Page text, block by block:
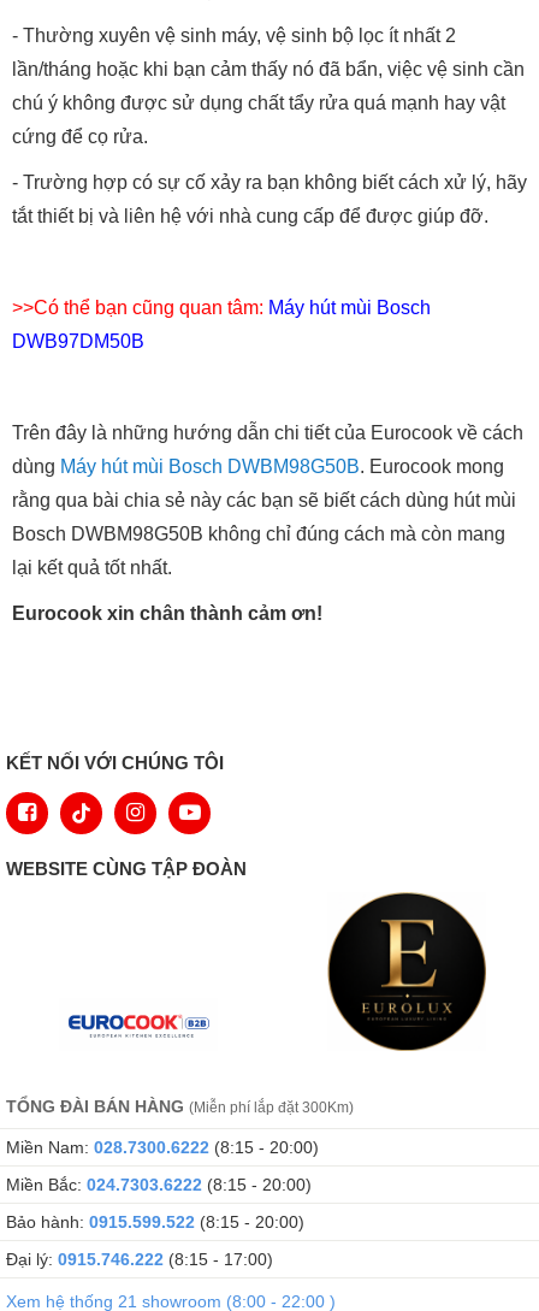
- Thường xuyên vệ sinh máy, vệ sinh bộ lọc ít nhất 2
lần/tháng hoặc khi bạn cảm thấy nó đã bẩn, việc vệ sinh cần
chú ý không được sử dụng chất tẩy rửa quá mạnh hay vật
cứng để cọ rửa.
- Trường hợp có sự cố xảy ra bạn không biết cách xử lý, hãy
tắt thiết bị và liên hệ với nhà cung cấp để được giúp đỡ.
>>Có thể bạn cũng quan tâm: Máy hút mùi Bosch
DWB97DM50B
Trên đây là những hướng dẫn chi tiết của Eurocook về cách
dùng Máy hút mùi Bosch DWBM98G50B. Eurocook mong
rằng qua bài chia sẻ này các bạn sẽ biết cách dùng hút mùi
Bosch DWBM98G50B không chỉ đúng cách mà còn mang
lại kết quả tốt nhất.
Eurocook xin chân thành cảm ơn!
KẾT NỐI VỚI CHÚNG TÔI
WEBSITE CÙNG TẬP ĐOÀN
TỔNG ĐÀI BÁN HÀNG (Miễn phí lắp đặt 300Km)
Miền Nam: 028.7300.6222 (8:15 - 20:00)
Miền Bắc: 024.7303.6222 (8:15 - 20:00)
Bảo hành: 0915.599.522 (8:15 - 20:00)
Đại lý: 0915.746.222 (8:15 - 17:00)
Xem hệ thống 21 showroom (8:00 - 22:00 )